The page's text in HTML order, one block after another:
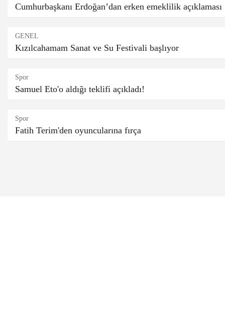
Cumhurbaşkanı Erdoğan’dan erken emeklilik açıklaması
GENEL
Kızılcahamam Sanat ve Su Festivali başlıyor
Spor
Samuel Eto'o aldığı teklifi açıkladı!
Spor
Fatih Terim'den oyuncularına fırça